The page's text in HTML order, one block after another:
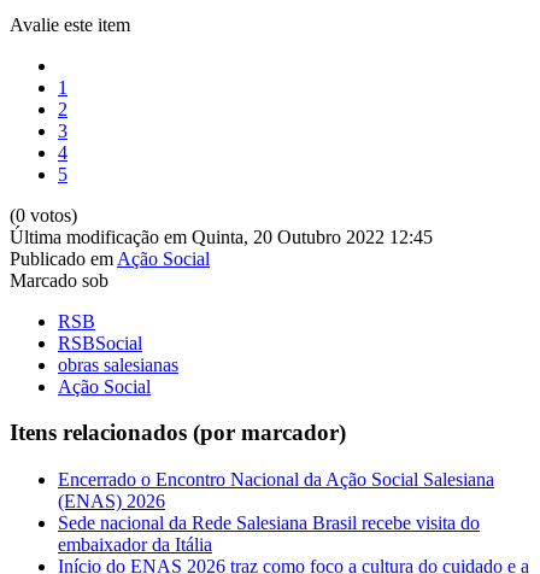
Avalie este item
1
2
3
4
5
(0 votos)
Última modificação em Quinta, 20 Outubro 2022 12:45
Publicado em Ação Social
Marcado sob
RSB
RSBSocial
obras salesianas
Ação Social
Itens relacionados (por marcador)
Encerrado o Encontro Nacional da Ação Social Salesiana
(ENAS) 2026
Sede nacional da Rede Salesiana Brasil recebe visita do
embaixador da Itália
Início do ENAS 2026 traz como foco a cultura do cuidado e a